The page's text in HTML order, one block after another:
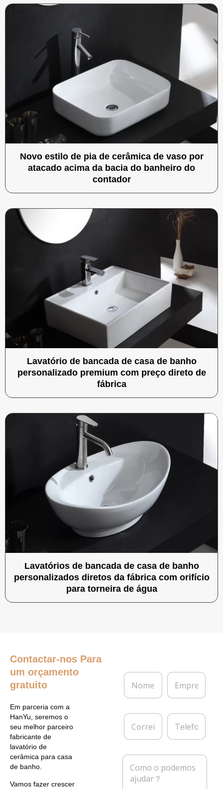
Novo estilo de pia de cerâmica de vaso por
atacado acima da bacia do banheiro do
contador
Lavatório de bancada de casa de banho
personalizado premium com preço direto de
fábrica
Lavatórios de bancada de casa de banho
personalizados diretos da fábrica com orifício
para torneira de água
Contactar-nos Para
um orçamento
gratuito
Em parceria com a
HanYu, seremos o
seu melhor parceiro
fabricante de
lavatório de
cerâmica para casa
de banho.
Vamos fazer crescer
N
m
*
E
p
e
C
r
e
T
l
f
o
n
M